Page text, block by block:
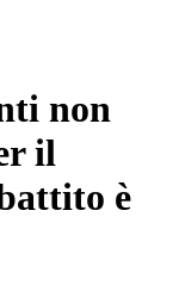
non
il
è